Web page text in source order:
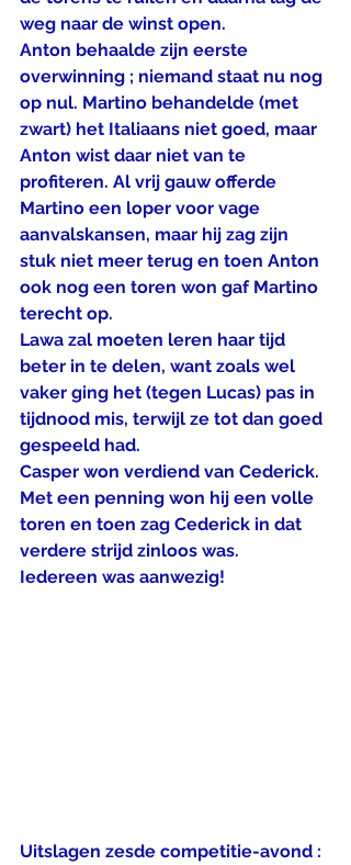
weg naar de winst open.
Anton behaalde zijn eerste
overwinning ; niemand staat nu nog
op nul. Martino behandelde (met
zwart) het Italiaans niet goed, maar
Anton wist daar niet van te
profiteren. Al vrij gauw offerde
Martino een loper voor vage
aanvalskansen, maar hij zag zijn
stuk niet meer terug en toen Anton
ook nog een toren won gaf Martino
terecht op.
Lawa zal moeten leren haar tijd
beter in te delen, want zoals wel
vaker ging het (tegen Lucas) pas in
tijdnood mis, terwijl ze tot dan goed
gespeeld had.
Casper won verdiend van Cederick.
Met een penning won hij een volle
toren en toen zag Cederick in dat
verdere strijd zinloos was.
Iedereen was aanwezig!
Uitslagen zesde competitie-avond :